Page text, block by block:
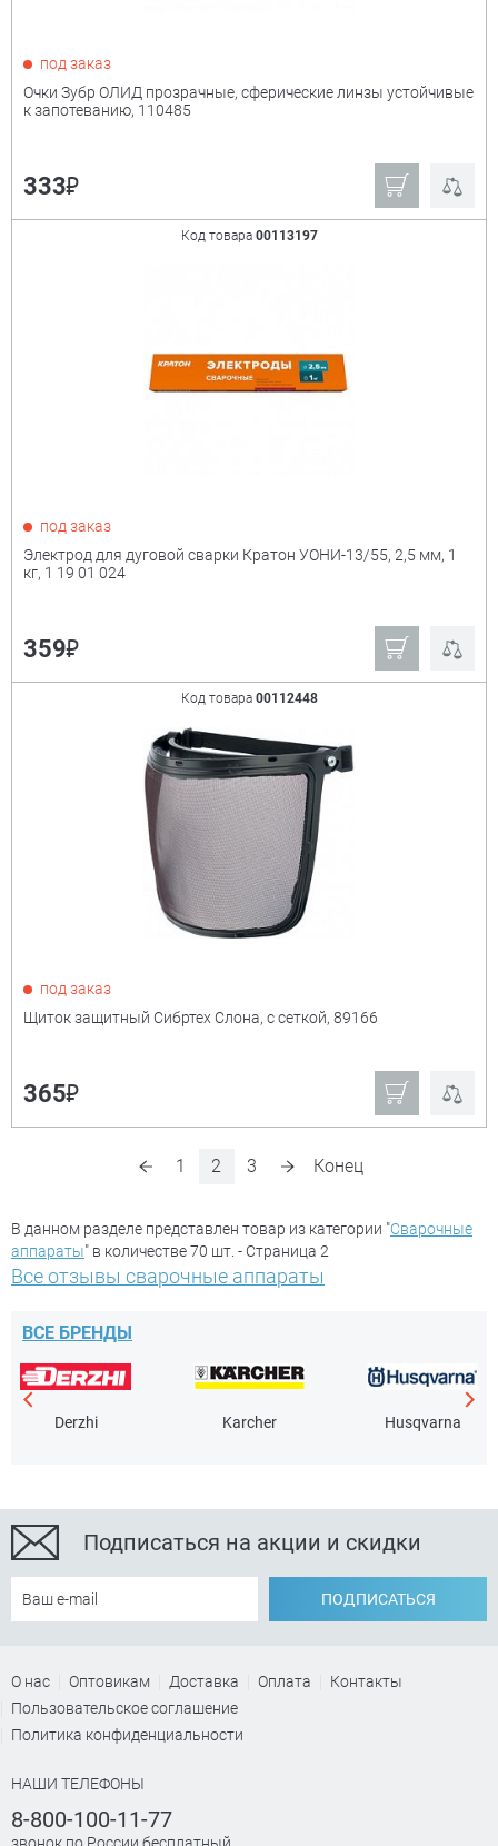
под заказ
Очки Зубр ОЛИД прозрачные, сферические линзы устойчивые
к запотеванию, 110485
333₽
Код товара 00113197
под заказ
Электрод для дуговой сварки Кратон УОНИ-13/55, 2,5 мм, 1
кг, 1 19 01 024
359₽
Код товара 00112448
под заказ
Щиток защитный Сибртех Слона, с сеткой, 89166
365₽
1 2 3 Конец
В данном разделе представлен товар из категории "Сварочные
аппараты" в количестве 70 шт. - Страница 2
Все отзывы сварочные аппараты
ВСЕ БРЕНДЫ
Derzhi Karcher Husqvarna
Подписаться на акции и скидки
ПОДПИСАТЬСЯ
О нас Оптовикам Доставка Оплата
Контакты
Пользовательское соглашение
Политика конфиденциальности
НАШИ ТЕЛЕФОНЫ
8-800-100-11-77
звонок по России бесплатный